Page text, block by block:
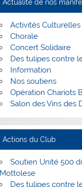
Actualité de nos
Activités Culturelles
Chorale
Concert Solidaire
Des tulipes contre
Information
Nos soutiens
Opération Chariots
Salon des Vins des
Actions du Club
Soutien Unité 500
Mottolese
Des tulipes contre